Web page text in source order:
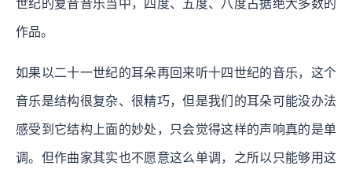
世纪的复音音乐当中，四度、五度、八度占据绝大多数的
作品。
如果以二十一世纪的耳朵再回来听十四世纪的音乐，这个
音乐是结构很复杂、很精巧，但是我们的耳朵可能没办法
感受到它结构上面的妙处，只会觉得这样的声响真的是单
调。但作曲家其实也不愿意这么单调，之所以只能够用这